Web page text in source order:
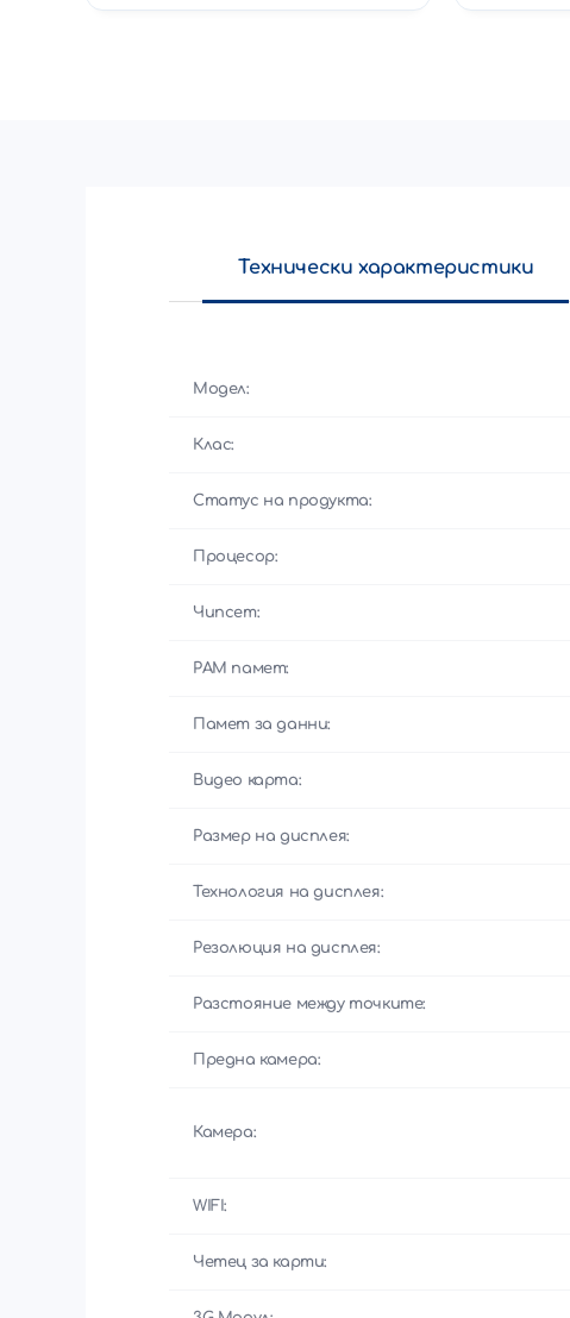
Технически характеристики
Модел:
Клас:
Статус на продукта:
Процесор:
Чипсет:
РАМ памет:
Памет за данни:
Видео карта:
Размер на дисплея:
Технология на дисплея:
Резолюция на дисплея:
Разстояние между точките:
Предна камера:
Камера:
WIFI:
Четец за карти: